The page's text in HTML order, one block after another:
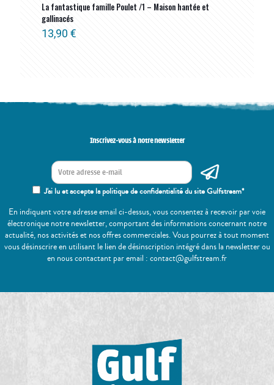
La fantastique famille Poulet /1 – Maison hantée et
gallinacés
13,90 €
Inscrivez-vous à notre newsletter
J'ai lu et accepte la politique de confidentialité du site Gulfstream*
En indiquant votre adresse email ci-dessus, vous consentez à recevoir par voie
électronique notre newsletter, comportant des informations concernant notre
actualité, nos activités et nos offres commerciales. Vous pourrez à tout moment
vous désinscrire en utilisant le lien de désinscription intégré dans la newsletter ou
en nous contactant par email : contact@gulfstream.fr